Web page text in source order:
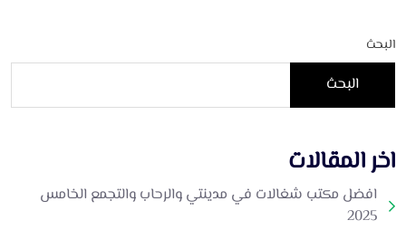
البحث
البحث
اخر المقالات
افضل مكتب شغالات في مدينتي والرحاب والتجمع الخامس
2025